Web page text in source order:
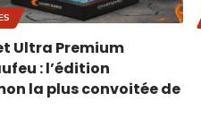
Ultra Premium
: l’édition
la plus convoitée de